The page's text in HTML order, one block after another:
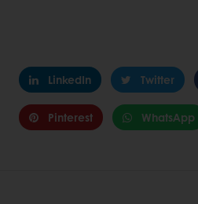
LinkedIn Twitter
Pinterest WhatsApp